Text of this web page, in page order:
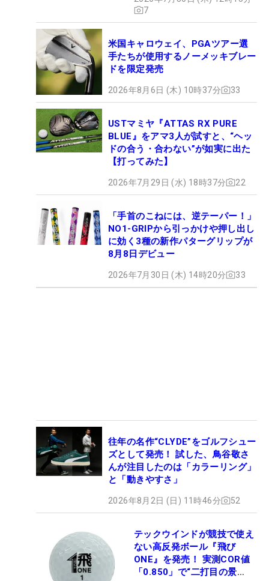
7
米国キャロウェイ、PGAツアー選
手たちが使用するノーメッキブレー
ドを限定発売
2026年8月6日 (木) 10時37分 33
USTマミヤ『ATTAS RX PURE
BLUE』をアマ3人が試すと、“ヘッ
ドの合う・合わない”が如実に出た
【打ってみた】
2026年7月29日 (水) 18時37分 22
「手首のこねには、逆テーパー！」
NO1-GRIPから引っかけや押し出し
に効く3種の新作パターグリップが
8月8日デビュー
2026年7月30日 (木) 14時20分 33
往年の名作“CLYDE”をゴルフシュー
ズとして発売！ 試した、鳥谷敬さ
んが注目したのは「カラーリング」
と「動きやすさ」
2026年8月2日 (日) 11時46分 52
テックウインドが競技で使え
ない高反発ボール『飛び
ONE』を発売！ 実測COR値
「0.850」で“二打目の景